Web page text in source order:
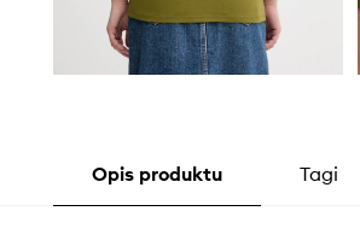
Opis produktu Tagi